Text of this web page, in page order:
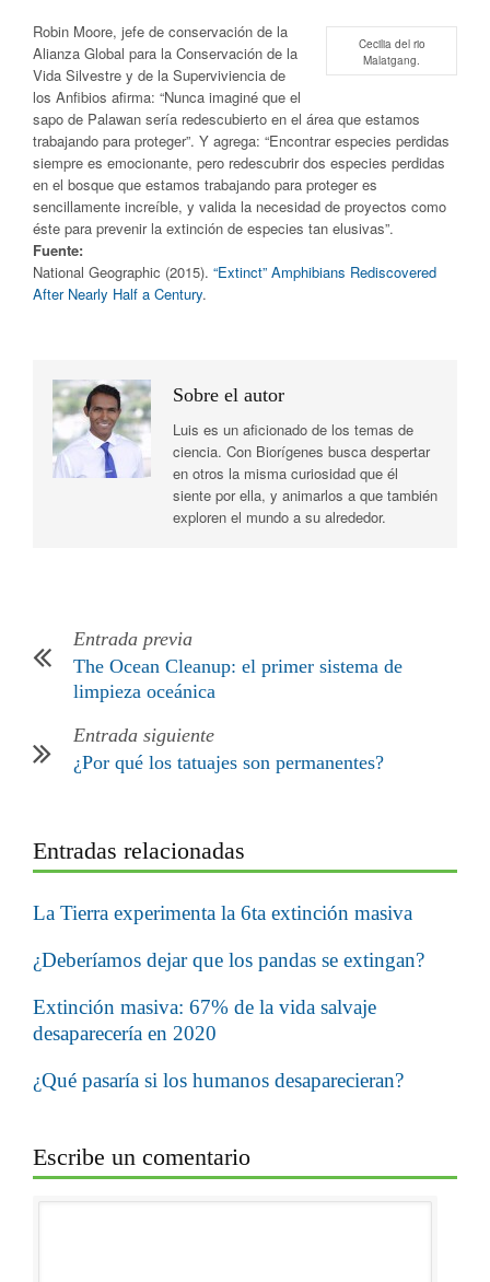
Cecilia del rio
Malatgang.
Robin Moore, jefe de conservación de la
Alianza Global para la Conservación de la
Vida Silvestre y de la Superviviencia de
los Anfibios afirma: “Nunca imaginé que el
sapo de Palawan sería redescubierto en el área que estamos
trabajando para proteger”. Y agrega: “Encontrar especies perdidas
siempre es emocionante, pero redescubrir dos especies perdidas
en el bosque que estamos trabajando para proteger es
sencillamente increíble, y valida la necesidad de proyectos como
éste para prevenir la extinción de especies tan elusivas”.
Fuente:
National Geographic (2015). “Extinct” Amphibians Rediscovered
After Nearly Half a Century.
Sobre el autor
Luis es un aficionado de los temas de
ciencia. Con Biorígenes busca despertar
en otros la misma curiosidad que él
siente por ella, y animarlos a que también
exploren el mundo a su alrededor.
Entrada previa
The Ocean Cleanup: el primer sistema de
limpieza oceánica
Entrada siguiente
¿Por qué los tatuajes son permanentes?
Entradas relacionadas
La Tierra experimenta la 6ta extinción masiva
¿Deberíamos dejar que los pandas se extingan?
Extinción masiva: 67% de la vida salvaje
desaparecería en 2020
¿Qué pasaría si los humanos desaparecieran?
Escribe un comentario